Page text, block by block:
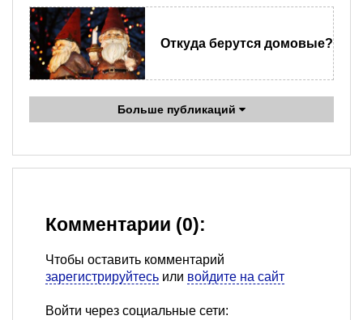
Откуда берутся домовые?
Больше публикаций
Комментарии (0):
Чтобы оставить комментарий
зарегистрируйтесь или войдите на сайт
Войти через социальные сети: